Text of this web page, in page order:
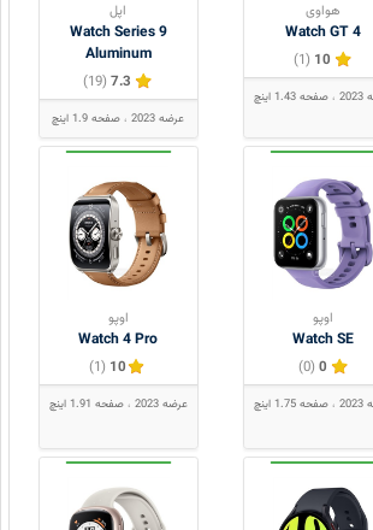
هواوی
Watch GT 4
10
(1)
صفحه 1.43 اینچ
اپل
Watch Series 9
Aluminum
7.3
(19)
عرضه 2023 صفحه 1.9 اینچ
اوپو
Watch SE
0
(0)
صفحه 1.75 اینچ
اوپو
Watch 4 Pro
10
(1)
عرضه 2023 صفحه 1.91 اینچ